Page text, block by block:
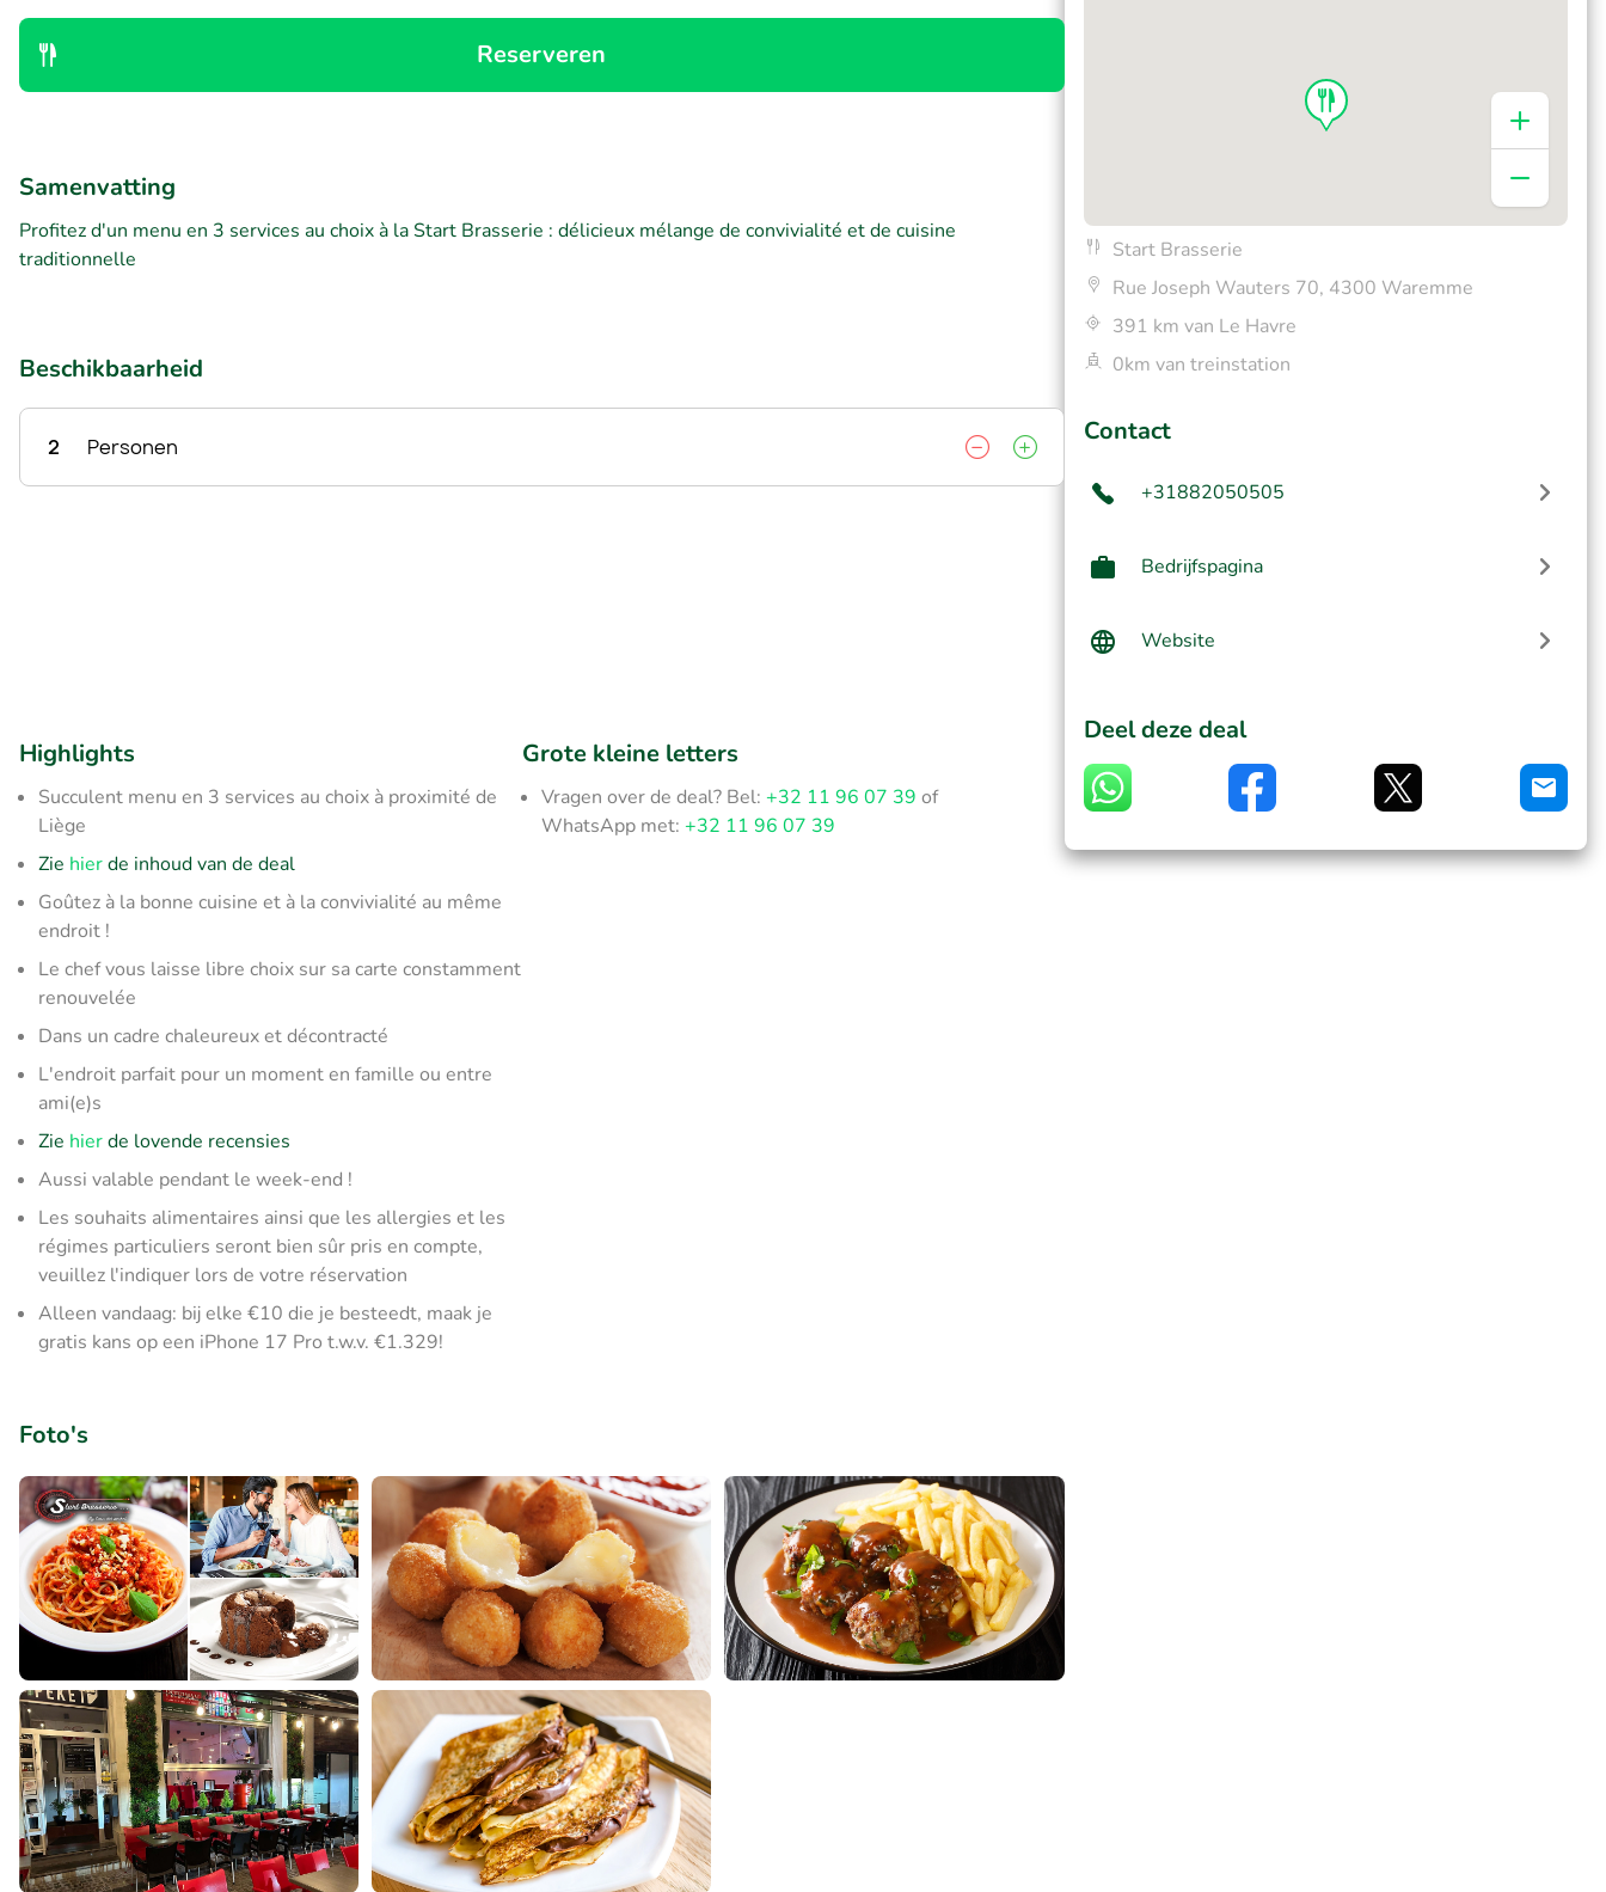
Reserveren
Samenvatting
Profitez d'un menu en 3 services au choix à la Start Brasserie : délicieux mélange de convivialité et de cuisine
traditionnelle
Beschikbaarheid
2 Personen
Highlights
Succulent menu en 3 services au choix à proximité de
Liège
Zie hierde inhoud van de deal
Goûtez à la bonne cuisine et à la convivialité au même
endroit !
Le chef vous laisse libre choix sur sa carte constamment
renouvelée
Dans un cadre chaleureux et décontracté
L'endroit parfait pour un moment en famille ou entre
ami(e)s
Zie hierde lovende recensies
Aussi valable pendant le week-end !
Les souhaits alimentaires ainsi que les allergies et les
régimes particuliers seront bien sûr pris en compte,
veuillez l'indiquer lors de votre réservation
Alleen vandaag: bij elke €10 die je besteedt, maak je
gratis kans op een iPhone 17 Pro t.w.v. €1.329!
Grote kleine letters
Vragen over de deal? Bel:+32 11 96 07 39 of
WhatsApp met:+32 11 96 07 39
Foto's
Start Brasserie
Rue Joseph Wauters 70, 4300 Waremme
391 km van Le Havre
0km van treinstation
Contact
+31882050505
Bedrijfspagina
Website
Deel deze deal